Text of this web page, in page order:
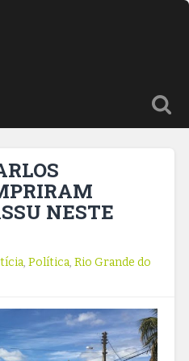
NESTE
, Política, Rio Grande do